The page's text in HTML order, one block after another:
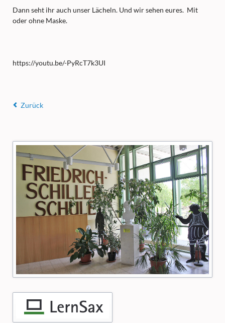
Dann seht ihr auch unser Lächeln. Und wir sehen eures. Mit
oder ohne Maske.
https://youtu.be/-PyRcT7k3UI
Zurück